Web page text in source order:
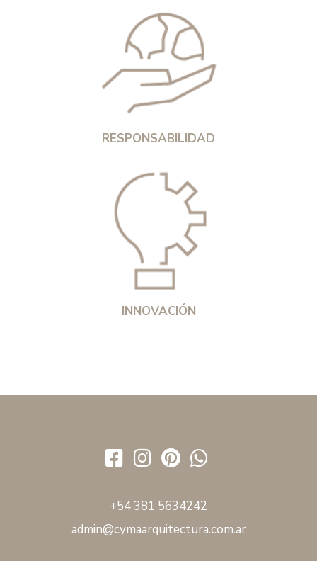
RESPONSABILIDAD
INNOVACIÓN
+54 381 5634242
admin@cymaarquitectura.com.ar